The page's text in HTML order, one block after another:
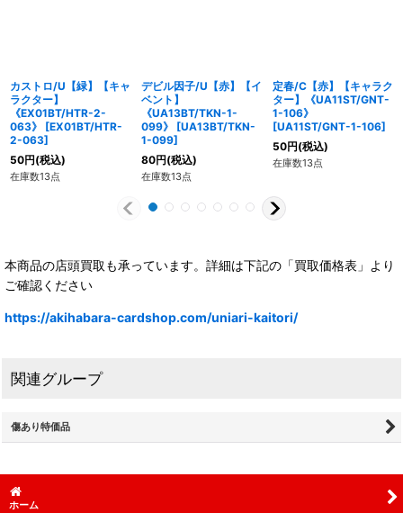
カストロ/U【緑】【キャ
ラクター】
《EX01BT/HTR-2-
063》
[EX01BT/HTR-
2-063]
50円(税込)
在庫数13点
デビル因子/U【赤】【イ
ベント】
《UA13BT/TKN-1-
099》
[UA13BT/TKN-
1-099]
80円(税込)
在庫数13点
定春/C【赤】【キャラク
ター】《UA11ST/GNT-
1-106》
[UA11ST/GNT-1-106]
50円(税込)
在庫数13点
本商品の店頭買取も承っています。詳細は下記の「買取価格表」より
ご確認ください
https://akihabara-cardshop.com/uniari-kaitori/
関連グループ
傷あり特価品
ホーム